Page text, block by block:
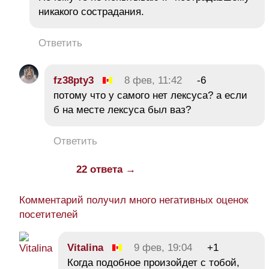
никакого сострадания.
Ответить
fz38pty3 8 фев, 11:42
-6
потому что у самого нет лексуса? а если
б на месте лексуса был ваз?
Ответить
22 ответа →
Комментарий получил много негативных оценок
посетителей
Vitalina 9 фев, 19:04
+1
Когда подобное произойдет с тобой,